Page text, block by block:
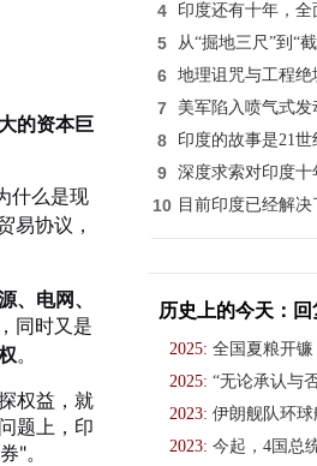
的资本巨
什么是现
易协议，
、电网、
，同时又是
。
权益，就
题上，印
"。
4 印度还有十年，
5 从“掘地三尺”到“
6 地理诅咒与工程绝
7 美军陷入喷气式发
8 印度的故事是21
9 深度求索对印度
10 目前印度已经解
历史上的今天：回
2025: 全国夏粮开
2025: “无论承认与
2023: 伊朗舰队环球
2023: 今起，4国总